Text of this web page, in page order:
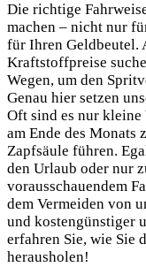
Die richtige
machen – nicht nur
für Ihren Geldbeutel.
Kraftstoffpreise
Wegen, um den
Genau hier setzen
Oft sind es nur kleine
am Ende des Monats
Zapfsäule führen.
den Urlaub oder nur
vorausschauendem
dem Vermeiden von
und kostengünstiger
erfahren Sie, wie Sie
herausholen!